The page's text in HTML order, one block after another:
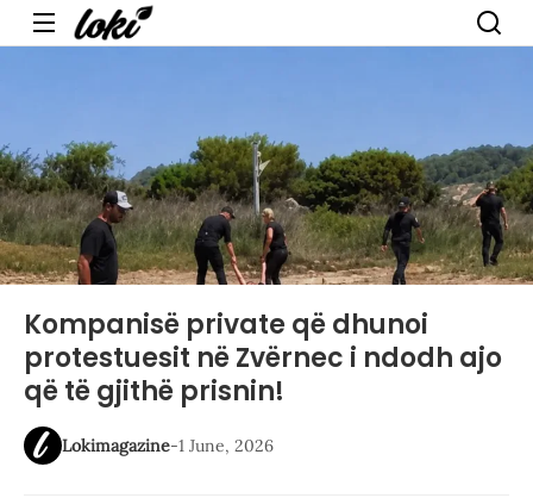
Menu
Kompanisë private që dhunoi
protestuesit në Zvërnec i ndodh ajo
që të gjithë prisnin!
Lokimagazine-1 June, 2026